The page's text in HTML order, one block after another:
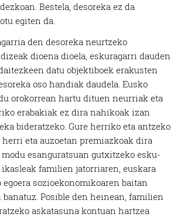
Bestela, desoreka ez da
egiten da.
den desoreka neurtzeko
dioena dioela, eskuragarri dauden
datu objektiboek erakusten
oso handiak daudela. Eusko
orokorrean hartu dituen neurriak eta
erabakiak ez dira nahikoak izan
bideratzeko. Gure herriko eta antzeko
herri eta auzoetan premiazkoak dira
esanguratsuan gutxitzeko esku-
familien jatorriaren, euskara
egoera sozioekonomikoaren baitan
banatuz. Posible den heinean, familien
askatasuna kontuan hartzea